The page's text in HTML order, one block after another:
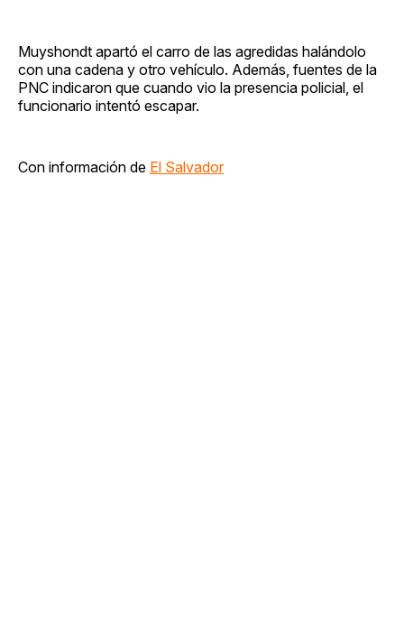
Muyshondt apartó el carro de las agredidas halándolo
con una cadena y otro vehículo. Además, fuentes de la
PNC indicaron que cuando vio la presencia policial, el
funcionario intentó escapar.
Con información de El Salvador